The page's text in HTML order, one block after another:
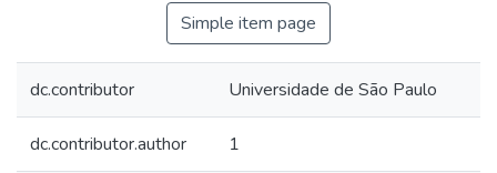
Simple item page
dc.contributor Universidade de São Paulo
dc.contributor.author 1